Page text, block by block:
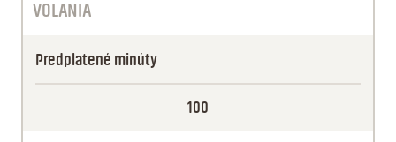
VOLANIA
Predplatené minúty
100